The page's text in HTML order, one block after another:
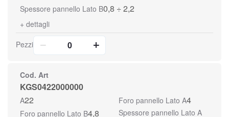
Spessore pannello Lato B0,8 ÷ 2,2
+ dettagli
Pezzi
Cod. Art
KGS0422000000
A22 Foro pannello Lato A4
Foro pannello Lato B4,8 Spessore pannello Lato A